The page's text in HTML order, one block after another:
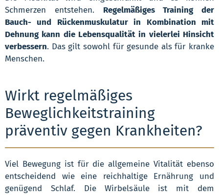
Schmerzen entstehen. Regelmäßiges Training der
Bauch- und Rückenmuskulatur in Kombination mit
Dehnung kann die Lebensqualität in vielerlei Hinsicht
verbessern. Das gilt sowohl für gesunde als für kranke
Menschen.
Wirkt regelmäßiges
Beweglichkeitstraining
präventiv gegen Krankheiten?
Viel Bewegung ist für die allgemeine Vitalität ebenso
entscheidend wie eine reichhaltige Ernährung und
genügend Schlaf. Die Wirbelsäule ist mit dem